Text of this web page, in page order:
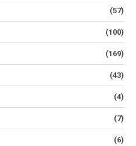
(57)
(100)
(169)
(43)
(4)
(7)
(6)